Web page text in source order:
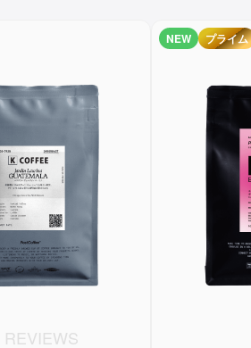
REVIEWS
NEW プライム